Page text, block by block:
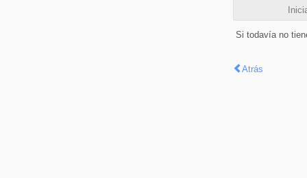
Si todavía no
Atrás